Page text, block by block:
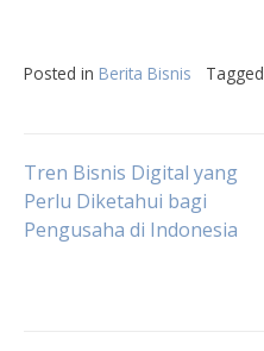
Posted in Berita Bisnis Tagged
Post
navigation
Tren Bisnis Digital yang
Perlu Diketahui bagi
Pengusaha di Indonesia